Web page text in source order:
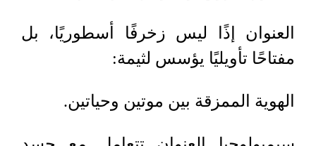
العنوان إذًا ليس زخرفًا أسطوريًا، بل
مفتاحًا تأويليًا يؤسس لثيمة:
الهوية الممزقة بين موتين وحياتين.